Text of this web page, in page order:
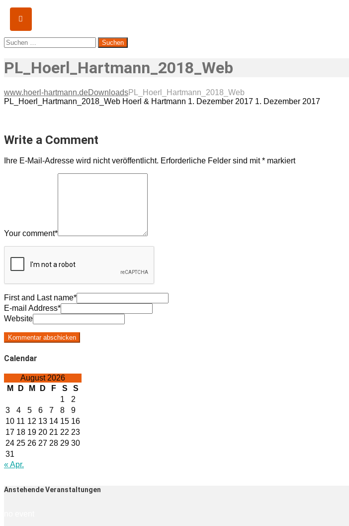
Suchen
nach:
PL_Hoerl_Hartmann_2018_Web
www.hoerl-hartmann.deDownloadsPL_Hoerl_Hartmann_2018_Web
PL_Hoerl_Hartmann_2018_Web Hoerl & Hartmann 1. Dezember 2017 1. Dezember 2017
Write a Comment
Ihre E-Mail-Adresse wird nicht veröffentlicht. Erforderliche Felder sind mit* markiert
Your comment*
First and Last name*
E-mail Address*
Website
Calendar
August 2026
M
D M D F S
S
1
2
3
4 5 6 7 8
9
10 11 12 13 14 15 16
17 18 19 20 21 22 23
24 25 26 27 28 29 30
31
« Apr.
Anstehende Veranstaltungen